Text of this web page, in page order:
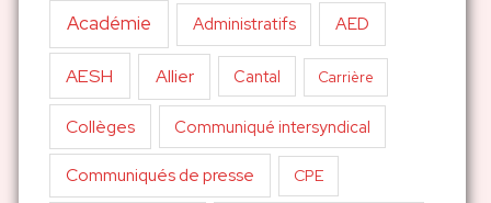
Académie Administratifs AED
AESH Allier Cantal Carrière
Collèges Communiqué intersyndical
Communiqués de presse CPE